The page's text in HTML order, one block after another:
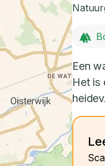
Een
Het is